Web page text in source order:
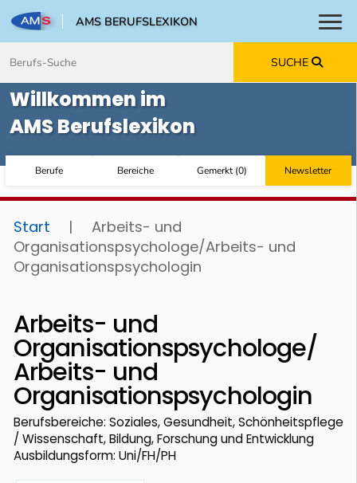
AMS BERUFSLEXIKON
SUCHE
Willkommen im
AMS Berufslexikon
Berufe Bereiche Gemerkt(0) Newsletter
Start |
Arbeits- und
Organisationspsychologe/Arbeits- und
Organisationspsychologin
Arbeits- und
Organisationspsychologe/
Arbeits- und
Organisationspsychologin
Berufsbereiche: Soziales, Gesundheit, Schönheitspflege
/ Wissenschaft, Bildung, Forschung und Entwicklung
Ausbildungsform: Uni/FH/PH